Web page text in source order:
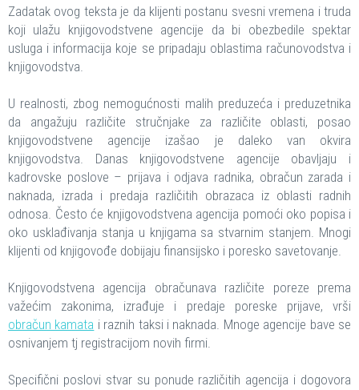
Zadatak ovog teksta je da klijenti postanu svesni vremena i truda
koji ulažu knjigovodstvene agencije da bi obezbedile spektar
usluga i informacija koje se pripadaju oblastima računovodstva i
knjigovodstva.
U realnosti, zbog nemogućnosti malih preduzeća i preduzetnika
da angažuju različite stručnjake za različite oblasti, posao
knjigovodstvene agencije izašao je daleko van okvira
knjigovodstva. Danas knjigovodstvene agencije obavljaju i
kadrovske poslove – prijava i odjava radnika, obračun zarada i
naknada, izrada i predaja različitih obrazaca iz oblasti radnih
odnosa. Često će knjigovodstvena agencija pomoći oko popisa i
oko usklađivanja stanja u knjigama sa stvarnim stanjem. Mnogi
klijenti od knjigovođe dobijaju finansijsko i poresko savetovanje.
Knjigovodstvena agencija obračunava različite poreze prema
važećim zakonima, izrađuje i predaje poreske prijave, vrši
obračun kamata i raznih taksi i naknada. Mnoge agencije bave se
osnivanjem tj registracijom novih firmi.
Specifični poslovi stvar su ponude različitih agencija i dogovora